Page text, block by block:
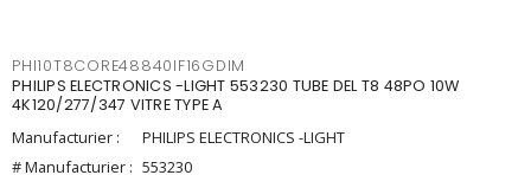
PHI10T8CORE48840IF16GDIM
PHILIPS ELECTRONICS -LIGHT 553230 TUBE DEL T8 48PO 10W
4K120/277/347 VITRE TYPE A
Manufacturier :
PHILIPS ELECTRONICS -LIGHT
# Manufacturier : 553230